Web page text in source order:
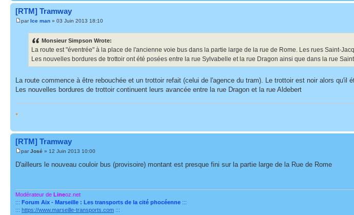
[RTM] Tramway
parIce man » 03 Juin 2013 18:10
Monsieur Simpson Wrote:
La route est "éventrée" à la place de l'ancienne voie bus dans la partie large de la rue de Rome. Les rues Saint-
Les nouvelles bordures de trottoir ont été posées entre la rue Sylvabelle et la rue Dragon ainsi que dans la rue
La route commence à être rebouchée et un trottoir refait (celui de l'agence du tram). Le trottoir est noir alors qu'il
Les nouvelles bordures de trottoir continuent leurs avancée entre la rue Dragon et la rue Aldebert
.
[RTM] Tramway
parJosé » 12 Juin 2013 10:00
D'ailleurs le nouveau couloir bus (provisoire) montant est presque fini sur la partie large de la Rue de Rome
Modérateur de Lineoz.net
::: Forum Aix - Marseille : Les transports de la cité phocéenne :::
::: https://www.marseille-transports.com :::